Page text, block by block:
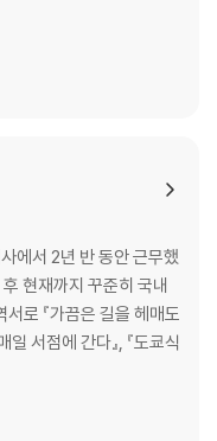
에서 2년 반 동안 근무했
현재까지 꾸준히 국내
로 『가끔은 길을 헤매도
서점에 간다』, 『도쿄식